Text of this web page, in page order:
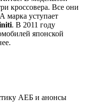
кроссовера. Все они
уступает
. В 2011 году
японской
АЕБ и анонсы